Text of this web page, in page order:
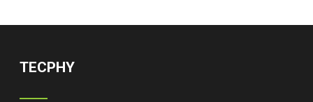
TECPHY